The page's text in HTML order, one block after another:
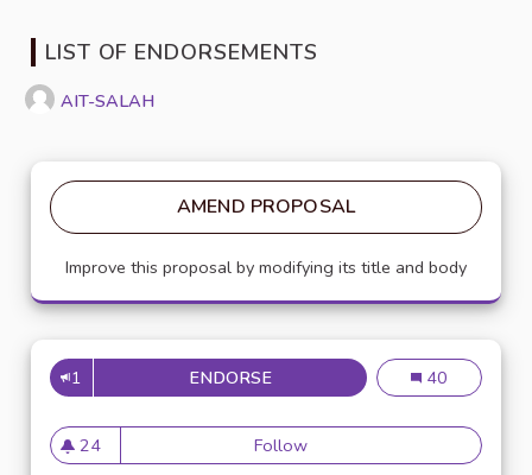
LIST OF ENDORSEMENTS
AIT-SALAH
AMEND PROPOSAL
Improve this proposal by modifying its title and body
1 ENDORSE MISE À DISPOSITION
Mise à
40
24
24 followers
FollowMise à disposition d'outils